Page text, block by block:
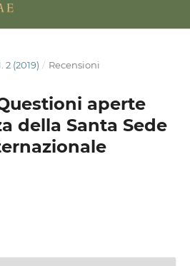
2 (2019) / Recensioni
aperte
della Santa Sede